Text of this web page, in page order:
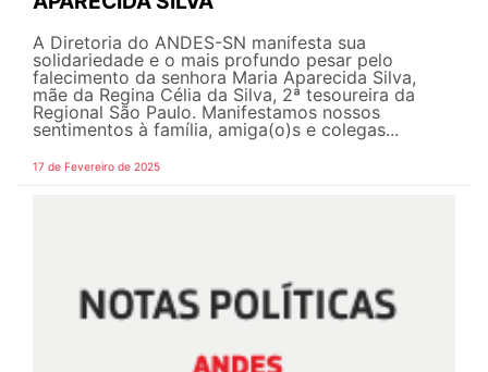
A Diretoria do ANDES-SN manifesta sua
solidariedade e o mais profundo pesar pelo
falecimento da senhora Maria Aparecida Silva,
mãe da Regina Célia da Silva, 2ª tesoureira da
Regional São Paulo. Manifestamos nossos
sentimentos à família, amiga(o)s e colegas...
17 de Fevereiro de 2025